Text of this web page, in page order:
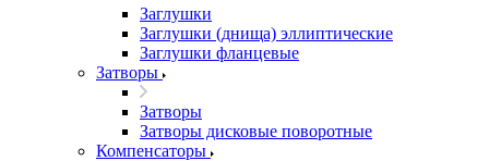
Заглушки
Заглушки (днища) эллиптические
Заглушки фланцевые
Затворы
Затворы
Затворы дисковые поворотные
Компенсаторы